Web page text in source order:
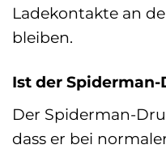
Ladekontakte an
bleiben.
Ist der
Der Spiderman-
dass er bei